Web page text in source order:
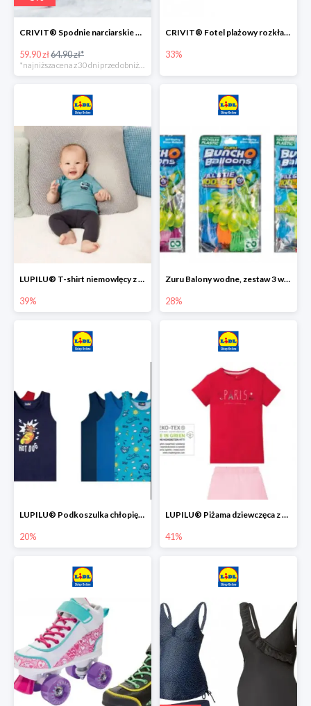
CRIVIT® Spodnie narciarskie dziewczęce
59.90 zł64.90 zł*
*najniższa cena z 30 dni przed obniżką
CRIVIT® Fotel plażowy rozkładany / Brodzik dziecięcy
33%
LUPILU® T-shirt niemowlęcy z biobawełny -39%
39%
Zuru Balony wodne, zestaw 3 wiązek -28%
28%
LUPILU® Podkoszulka chłopięca z bawełny -20%
20%
LUPILU® Piżama dziewczęca z bawełny -41%
41%